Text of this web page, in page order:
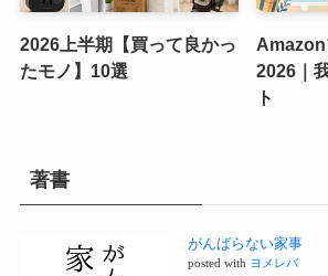
2026上半期【買って良かっ
たモノ】10選
Amazon
2026｜
ト
著書
がんばらない家事
posted with ヨメレバ